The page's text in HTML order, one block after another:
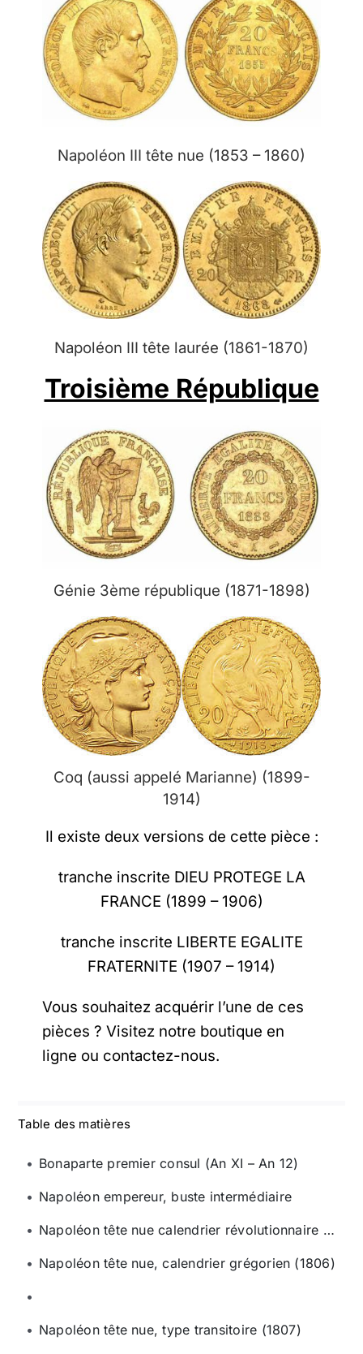
Table des matières
Bonaparte premier consul (An XI – An 12)
Napoléon empereur, buste intermédiaire
Napoléon tête nue calendrier révolutionnaire (An 13 – An 14)
Napoléon tête nue, calendrier grégorien (1806)
Napoléon tête nue, type transitoire (1807)
Napoléon III tête nue (1853 – 1860)
Napoléon III tête laurée (1861-1870)
Troisième République
Génie 3ème république (1871-1898)
Coq (aussi appelé Marianne) (1899-
1914)
Il existe deux versions de cette pièce :
tranche inscrite DIEU PROTEGE LA
FRANCE (1899 – 1906)
tranche inscrite LIBERTE EGALITE
FRATERNITE (1907 – 1914)
Vous souhaitez acquérir l’une de ces
pièces ? Visitez notre boutique en
ligne ou contactez-nous.